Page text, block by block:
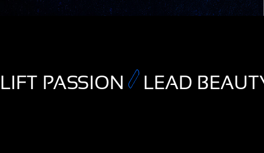
LIFT PASSION LEAD